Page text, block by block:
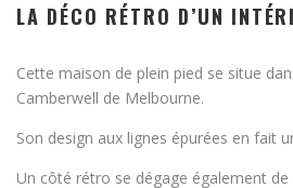
LA DÉCO RÉTRO D’UN
Cette maison de plein pied se situe
Camberwell de Melbourne.
Son design aux lignes épurées en fait
Un côté rétro se dégage également